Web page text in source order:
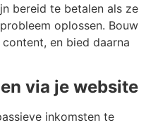
bereid te betalen als ze
oplossen. Bouw
en bied daarna
via je website
inkomsten te